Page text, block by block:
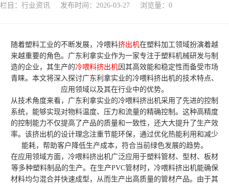
栏目：行业资讯 发布时间：2026-03-27 浏览量： 0
随着塑料工业的不断发展，冷喂料挤出机在塑料加工领域扮演着越
来越重要的角色。广东利拿实业作为一家专注于塑料机械研发与制
造的企业，其生产的冷喂料挤出机 因其高效能和稳定性而备受市场
青睐。本文将深入探讨广东利拿实业的冷喂料挤出机的技术特点、
应用领域以及其在行业中的优势。
从技术角度来看，广东利拿实业的冷喂料挤出机采用了先进的控制
系统，能够实现对物料温度、压力和流量的精确控制。这种高精度
的控制能力不仅提高了产品的质量和一致性，还大大提升了生产效
率。该挤出机的设计理念注重节能环保，通过优化热能利用和减少
能耗，帮助客户降低生产成本，符合当前绿色发展的趋势。
在应用领域方面，冷喂料挤出机广泛应用于塑料管材、型材、板材
等多种塑料制品的生产。在生产PVC管材时，冷喂料挤出机能确保
材料均匀混合并快速成型，从而生产出高质量的管材产品。由于其